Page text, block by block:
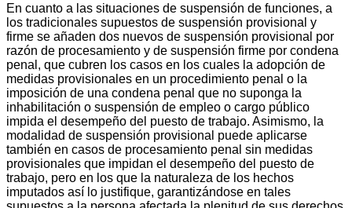
En cuanto a las situaciones de suspensión de funciones, a
los tradicionales supuestos de suspensión provisional y
firme se añaden dos nuevos de suspensión provisional por
razón de procesamiento y de suspensión firme por condena
penal, que cubren los casos en los cuales la adopción de
medidas provisionales en un procedimiento penal o la
imposición de una condena penal que no suponga la
inhabilitación o suspensión de empleo o cargo público
impida el desempeño del puesto de trabajo. Asimismo, la
modalidad de suspensión provisional puede aplicarse
también en casos de procesamiento penal sin medidas
provisionales que impidan el desempeño del puesto de
trabajo, pero en los que la naturaleza de los hechos
imputados así lo justifique, garantizándose en tales